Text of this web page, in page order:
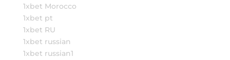
1xbet Morocco
1xbet pt
1xbet RU
1xbet russian
1xbet russian1